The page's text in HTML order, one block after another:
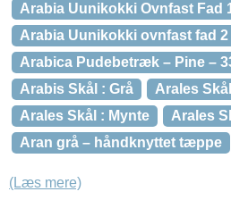
Arabia Uunikokki Ovnfast Fad
Arabia Uunikokki ovnfast fad 2
Arabica Pudebetræk – Pine –
Arabis Skål : Grå
Arales
Arales Skål : Mynte
Arales
Aran grå – håndknyttet tæppe
(Læs mere)